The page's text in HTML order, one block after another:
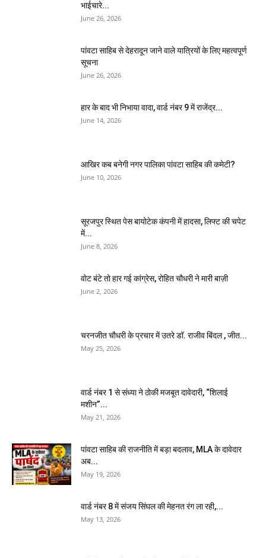
भाईचारे...
June 26, 2026
पांवटा साहिब से देहरादून जाने वाले यात्रियों के लिए महत्वपूर्ण
सूचना
June 26, 2026
हार के बाद भी निभाया वादा, वार्ड नंबर 9 में राजेंद्र...
June 14, 2026
आखिर कब बनेगी नगर पालिका पांवटा साहिब की कमेटी?
June 10, 2026
सूरजपुर स्थित पेस बायोटेक कंपनी में हादसा, लिफ्ट की चपेट
में...
June 8, 2026
वोट बंटे तो हार गई कांग्रेस, रोहित चौधरी ने मारी बाज़ी
June 2, 2026
चरनजीत चौधरी के प्रचार में उतरे डॉ. राजीव बिंदल , जीत...
May 25, 2026
वार्ड नंबर 1 से संध्या ने ठोकी मजबूत दावेदारी, “शिलाई
मशीन”...
May 21, 2026
पांवटा साहिब की राजनीति में बड़ा बदलाव, MLA के दावेदार
अब...
May 19, 2026
वार्ड नंबर 8 में संजय सिंघल की मेहनत रंग ला रही,...
May 13, 2026